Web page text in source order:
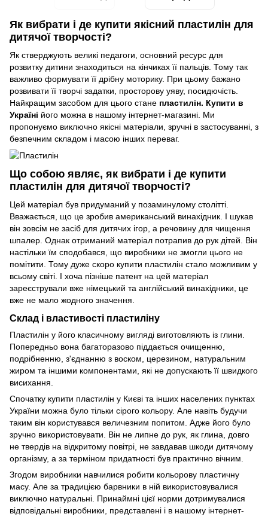
Як вибрати і де купити якісний пластилін для
дитячої творчості?
Як стверджують великі педагоги, основний ресурс для
розвитку дитини знаходиться на кінчиках її пальців. Тому так
важливо формувати її дрібну моторику. При цьому бажано
розвивати її творчі задатки, просторову уяву, посидючість.
Найкращим засобом для цього стане пластилін. Купити в
Україні його можна в нашому інтернет-магазині. Ми
пропонуємо виключно якісні матеріали, зручні в застосуванні, з
безпечним складом і масою інших переваг.
Що собою являє, як вибрати і де купити
пластилін для дитячої творчості?
Цей матеріал був придуманий у позаминулому столітті.
Вважається, що це зробив американський винахідник. І шукав
він зовсім не засіб для дитячих ігор, а речовину для чищення
шпалер. Однак отриманий матеріал потрапив до рук дітей. Він
настільки їм сподобався, що виробники не змогли цього не
помітити. Тому дуже скоро купити пластилін стало можливим у
всьому світі. І хоча пізніше патент на цей матеріал
зареєстрували вже німецький та англійський винахідники, це
вже не мало жодного значення.
Склад і властивості пластиліну
Пластилін у його класичному вигляді виготовляють із глини.
Попередньо вона багаторазово піддається очищенню,
подрібненню, з'єднанню з воском, церезином, натуральним
жиром та іншими компонентами, які не допускають її швидкого
висихання.
Спочатку купити пластилін у Києві та інших населених пунктах
України можна було тільки сірого кольору. Але навіть будучи
таким він користувався величезним попитом. Адже його було
зручно використовувати. Він не липне до рук, як глина, довго
не твердів на відкритому повітрі, не завдавав шкоди дитячому
організму, а за терміном придатності був практично вічним.
Згодом виробники навчилися робити кольорову пластичну
масу. Але за традицією барвники в ній використовувалися
виключно натуральні. Принаймні цієї норми дотримувалися
відповідальні виробники, представлені і в нашому інтернет-